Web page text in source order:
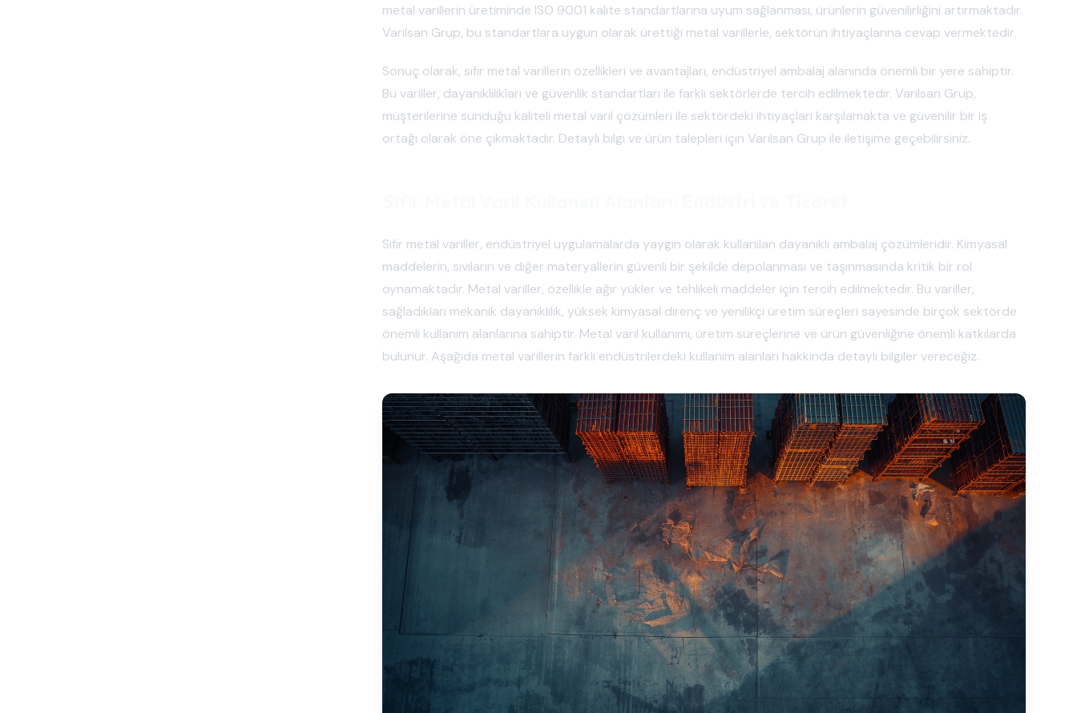
metal varillerin üretiminde ISO 9001 kalite standartlarına uyum sağlanması, ürünlerin güvenilirliğini artırmaktadır.
Varilsan Grup, bu standartlara uygun olarak ürettiği metal varillerle, sektörün ihtiyaçlarına cevap vermektedir.
Sonuç olarak, sıfır metal varillerin özellikleri ve avantajları, endüstriyel ambalaj alanında önemli bir yere sahiptir.
Bu variller, dayanıklılıkları ve güvenlik standartları ile farklı sektörlerde tercih edilmektedir. Varilsan Grup,
müşterilerine sunduğu kaliteli metal varil çözümleri ile sektördeki ihtiyaçları karşılamakta ve güvenilir bir iş
ortağı olarak öne çıkmaktadır. Detaylı bilgi ve ürün talepleri için Varilsan Grup ile iletişime geçebilirsiniz.
Sıfır metal variller, endüstriyel uygulamalarda yaygın olarak kullanılan dayanıklı ambalaj çözümleridir. Kimyasal
maddelerin, sıvıların ve diğer materyallerin güvenli bir şekilde depolanması ve taşınmasında kritik bir rol
oynamaktadır. Metal variller, özellikle ağır yükler ve tehlikeli maddeler için tercih edilmektedir. Bu variller,
sağladıkları mekanik dayanıklılık, yüksek kimyasal direnç ve yenilikçi üretim süreçleri sayesinde birçok sektörde
önemli kullanım alanlarına sahiptir. Metal varil kullanımı, üretim süreçlerine ve ürün güvenliğine önemli katkılarda
bulunur. Aşağıda metal varillerin farklı endüstrilerdeki kullanım alanları hakkında detaylı bilgiler vereceğiz.